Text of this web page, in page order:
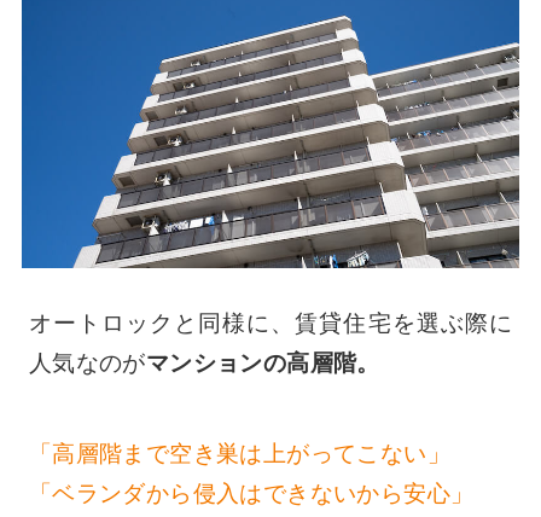
オートロックと同様に、賃貸住宅を選ぶ際に
人気なのがマンションの高層階。
「高層階まで空き巣は上がってこない」
「ベランダから侵入はできないから安心」